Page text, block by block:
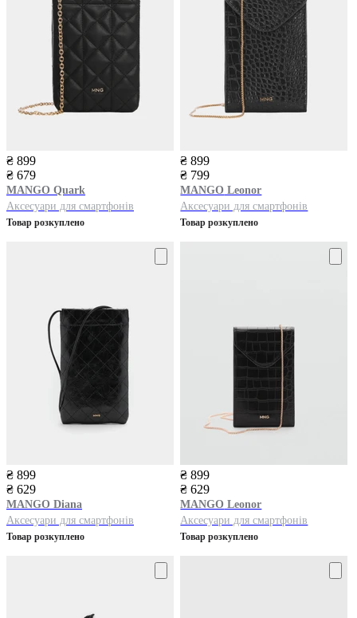
₴ 899
₴ 679
MANGO Quark
Аксесуари для смартфонів
Товар розкуплено
₴ 899
₴ 799
MANGO Leonor
Аксесуари для смартфонів
Товар розкуплено
₴ 899
₴ 629
MANGO Diana
Аксесуари для смартфонів
Товар розкуплено
₴ 899
₴ 629
MANGO Leonor
Аксесуари для смартфонів
Товар розкуплено